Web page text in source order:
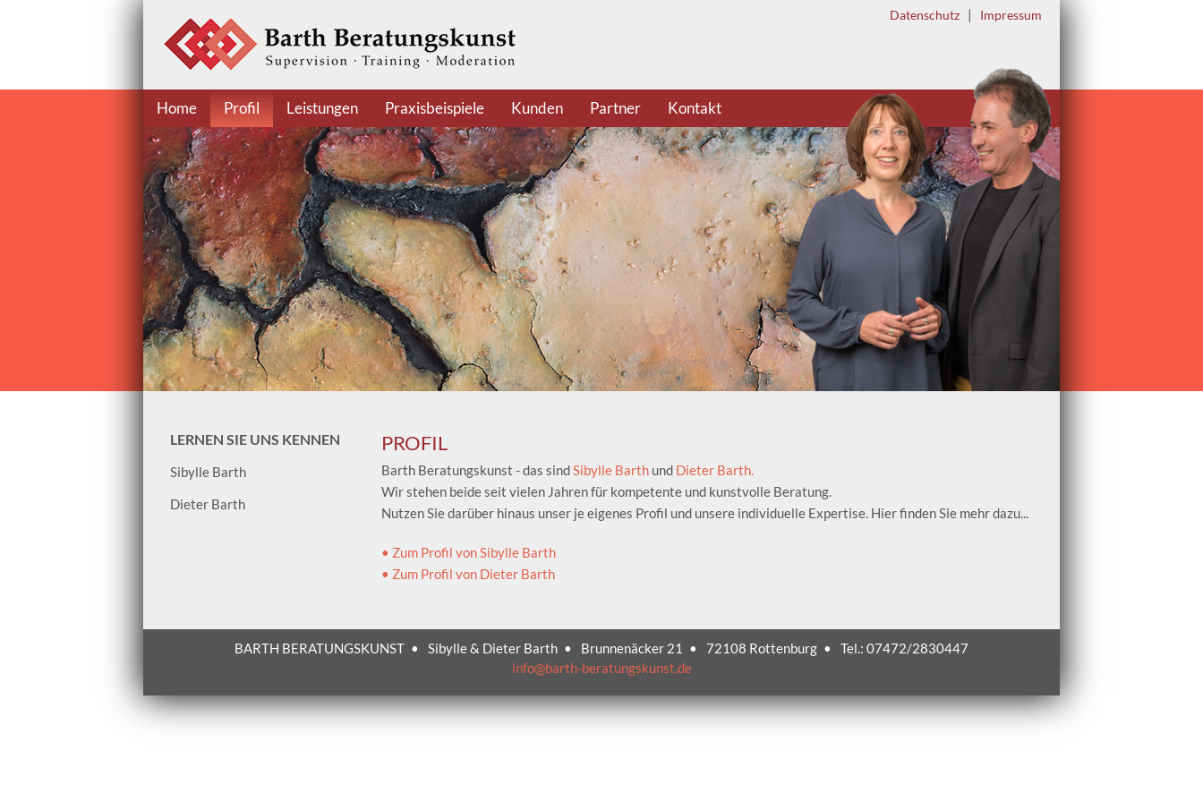
Datenschutz | Impressum
Home Profil Leistungen Praxisbeispiele Kunden Partner Kontakt
LERNEN SIE UNS KENNEN
Sibylle Barth
Dieter Barth
PROFIL
Barth Beratungskunst - das sindSibylle Barth und Dieter Barth.
Wir stehen beide seit vielen Jahren für kompetente und kunstvolle Beratung.
Nutzen Sie darüber hinaus unser je eigenes Profil und unsere individuelle Expertise. Hier finden Sie mehr dazu...
• Zum Profil von Sibylle Barth
• Zum Profil von Dieter Barth
BARTH BERATUNGSKUNST • Sibylle & Dieter Barth • Brunnenäcker 21 • 72108 Rottenburg •
Tel.: 07472/2830447
info@barth-beratungskunst.de